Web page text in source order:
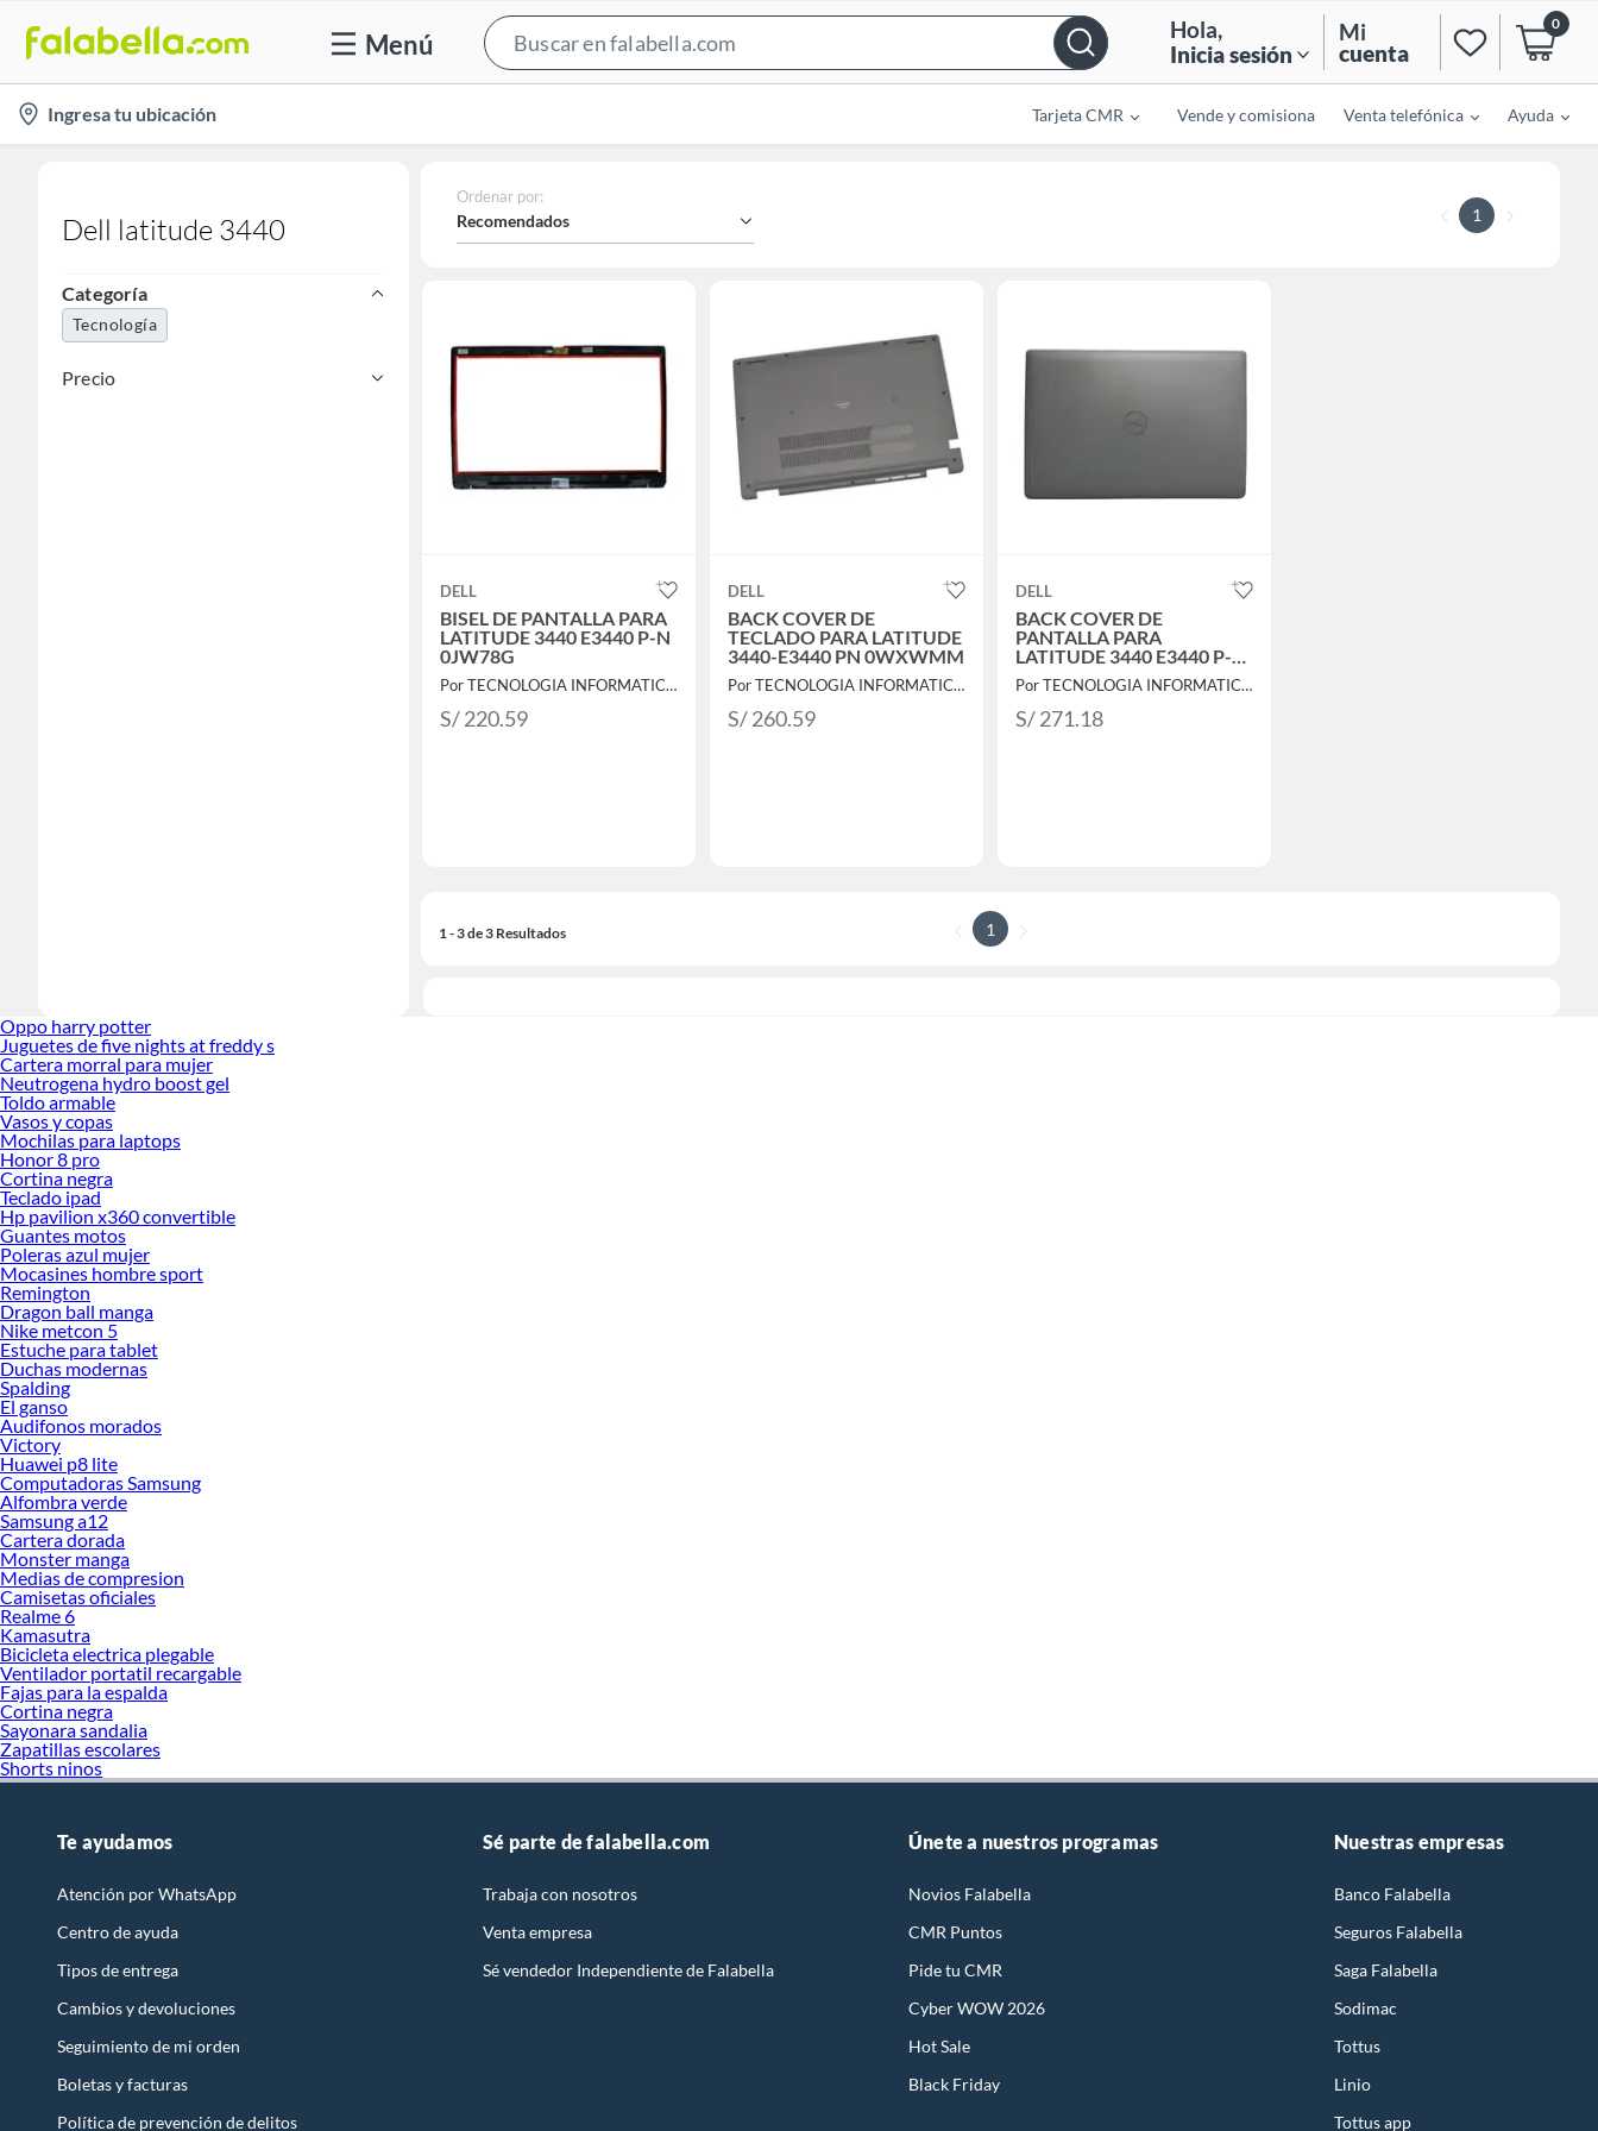
Menú
Bar
Hola,
Inicia sesión
Mi
cuenta
0
location-
icon
Ingresa tu ubicación Tarjeta CMR Vende y comisiona Venta telefónica Ayuda
Dell latitude 3440
Categoría
Tecnología
Precio
Ordenar por:
Recomendados 1
DELL
BISEL DE PANTALLA PARA
LATITUDE 3440 E3440 P-N
0JW78G
Por TECNOLOGIA INFORMATICA Y CONSULTORIA
S/ 220.59
DELL
BACK COVER DE
TECLADO PARA LATITUDE
3440-E3440 PN 0WXWMM
Por TECNOLOGIA INFORMATICA Y CONSULTORIA
S/ 260.59
DELL
BACK COVER DE
PANTALLA PARA
LATITUDE 3440 E3440 P-N
067FN7
Por TECNOLOGIA INFORMATICA Y CONSULTORIA
S/ 271.18
1 - 3 de 3 Resultados 1
Oppo harry potter
Juguetes de five nights at freddy s
Cartera morral para mujer
Neutrogena hydro boost gel
Toldo armable
Vasos y copas
Mochilas para laptops
Honor 8 pro
Cortina negra
Teclado ipad
Hp pavilion x360 convertible
Guantes motos
Poleras azul mujer
Mocasines hombre sport
Remington
Dragon ball manga
Nike metcon 5
Estuche para tablet
Duchas modernas
Spalding
El ganso
Audifonos morados
Victory
Huawei p8 lite
Computadoras Samsung
Alfombra verde
Samsung a12
Cartera dorada
Monster manga
Medias de compresion
Camisetas oficiales
Realme 6
Kamasutra
Bicicleta electrica plegable
Ventilador portatil recargable
Fajas para la espalda
Cortina negra
Sayonara sandalia
Zapatillas escolares
Shorts ninos
Te ayudamos
Atención por WhatsApp
Centro de ayuda
Tipos de entrega
Cambios y devoluciones
Seguimiento de mi orden
Boletas y facturas
Política de prevención de delitos
Sé parte de falabella.com
Trabaja con nosotros
Venta empresa
Sé vendedor Independiente de Falabella
Únete a nuestros programas
Novios Falabella
CMR Puntos
Pide tu CMR
Cyber WOW 2026
Hot Sale
Black Friday
Nuestras empresas
Banco Falabella
Seguros Falabella
Saga Falabella
Sodimac
Tottus
Linio
Tottus app